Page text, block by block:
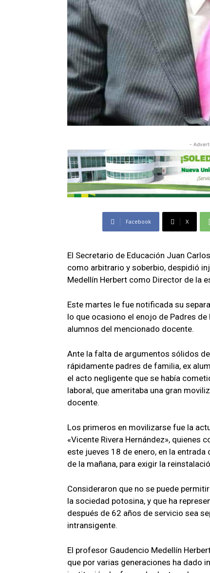
-
Facebook X
El Secretario de Educación Juan
como arbitrario y soberbio, despidió
Medellín Herbert como Director de la
Este martes le fue notificada su
lo que ocasiono el enojo de Padres
alumnos del mencionado docente.
Ante la falta de argumentos sólidos
rápidamente padres de familia, ex
el acto negligente que se había
laboral, que ameritaba una gran
docente.
Los primeros en movilizarse fue la
«Vicente Rivera Hernández», quienes
este jueves 18 de enero, en la
de la mañana, para exigir la
Consideraron que no se puede
la sociedad potosina, y que ha
después de 62 años de servicio sea
intransigente.
El profesor Gaudencio Medellín
que por varias generaciones ha dado